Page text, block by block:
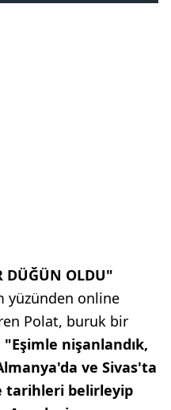
DÜĞÜN OLDU"
yüzünden online
Polat, buruk bir
"Eşimle nişanlandık,
ve Sivas'ta
tarihleri belirleyip